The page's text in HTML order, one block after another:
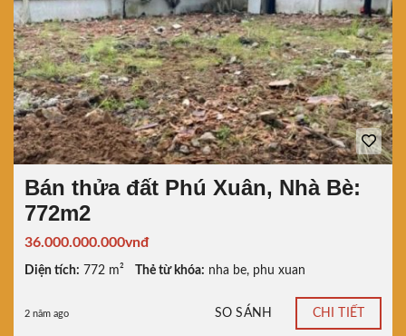
Bán thửa đất Phú Xuân, Nhà Bè:
772m2
36.000.000.000vnđ
Diện tích: 772 m² Thẻ từ khóa: nha be, phu xuan
2 năm ago SO SÁNH CHI TIẾT